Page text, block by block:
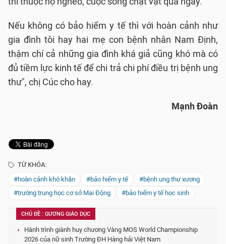
Nếu không có bảo hiểm y tế thì với hoàn cảnh như
gia đình tôi hay hai mẹ con bệnh nhân Nam Định,
thậm chí cả những gia đình khá giả cũng khó mà có
đủ tiềm lực kinh tế để chi trả chi phí điều trị bệnh ung
thư", chị Cúc cho hay.
Mạnh Đoàn
TỪ KHÓA:
#hoàn cảnh khó khăn
#bảo hiểm y tế
#bệnh ung thư xương
#trường trung học cơ sở Mai Động
#bảo hiểm y tế học sinh
CHỦ ĐỀ : GƯƠNG GIÁO DỤC
Hành trình giành huy chương Vàng MOS World Championship
2026 của nữ sinh Trường ĐH Hàng hải Việt Nam